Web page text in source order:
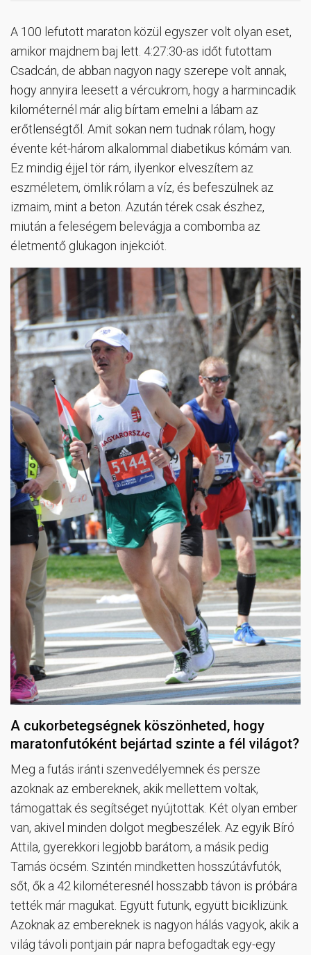
A 100 lefutott maraton közül egyszer volt olyan eset,
amikor majdnem baj lett. 4:27:30-as időt futottam
Csadcán, de abban nagyon nagy szerepe volt annak,
hogy annyira leesett a vércukrom, hogy a harmincadik
kilométernél már alig bírtam emelni a lábam az
erőtlenségtől. Amit sokan nem tudnak rólam, hogy
évente két-három alkalommal diabetikus kómám van.
Ez mindig éjjel tör rám, ilyenkor elveszítem az
eszméletem, ömlik rólam a víz, és befeszülnek az
izmaim, mint a beton. Azután térek csak észhez,
miután a feleségem belevágja a combomba az
életmentő glukagon injekciót.
A cukorbetegségnek köszönheted, hogy
maratonfutóként bejártad szinte a fél világot?
Meg a futás iránti szenvedélyemnek és persze
azoknak az embereknek, akik mellettem voltak,
támogattak és segítséget nyújtottak. Két olyan ember
van, akivel minden dolgot megbeszélek. Az egyik Bíró
Attila, gyerekkori legjobb barátom, a másik pedig
Tamás öcsém. Szintén mindketten hosszútávfutók,
sőt, ők a 42 kilométeresnél hosszabb távon is próbára
tették már magukat. Együtt futunk, együtt biciklizünk.
Azoknak az embereknek is nagyon hálás vagyok, akik a
világ távoli pontjain pár napra befogadtak egy-egy